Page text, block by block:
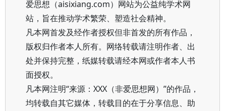
爱思想（aisixiang.com）网站为公益纯学术网
站，旨在推动学术繁荣、塑造社会精神。
凡本网首发及经作者授权但非首发的所有作品，
版权归作者本人所有。网络转载请注明作者、出
处并保持完整，纸媒转载请经本网或作者本人书
面授权。
凡本网注明“来源：XXX（非爱思想网）”的作品，
均转载自其它媒体，转载目的在于分享信息、助